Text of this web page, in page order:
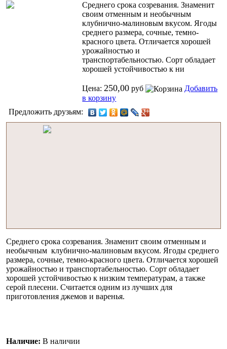
Среднего срока созревания. Знаменит
своим отменным и необычным
клубнично-малиновым вкусом. Ягоды
среднего размера, сочные, темно-
красного цвета. Отличается хорошей
урожайностью и
транспортабельностью. Сорт обладает
хорошей устойчивостью к ни
Цена: 250,00 руб
Добавить
в корзину
Предложить друзьям:
Среднего срока созревания. Знаменит своим отменным и
необычным клубнично-малиновым вкусом. Ягоды среднего
размера, сочные, темно-красного цвета. Отличается хорошей
урожайностью и транспортабельностью. Сорт обладает
хорошей устойчивостью к низким температурам, а также
серой плесени. Считается одним из лучших для
приготовления джемов и варенья.
Наличие:В наличии